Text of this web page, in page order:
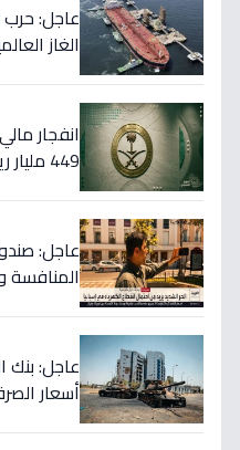
الغاز
انفجار
عاجل:
عاجل: بنك
أسعار